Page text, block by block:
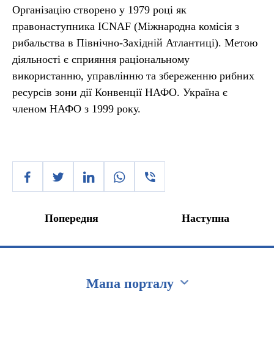
Організацію створено у 1979 році як
правонаступника ICNAF (Міжнародна комісія з
рибальства в Північно-Західній Атлантиці). Метою
діяльності є сприяння раціональному
використанню, управлінню та збереженню рибних
ресурсів зони дії Конвенції НАФО. Україна є
членом НАФО з 1999 року.
Попередня Наступна
Мапа порталу